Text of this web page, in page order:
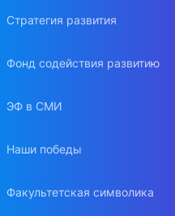
Стратегия развития
Фонд содействия развитию
ЭФ в СМИ
Наши победы
Факультетская символика